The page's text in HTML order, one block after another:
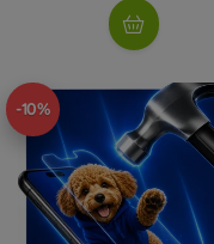
-10%